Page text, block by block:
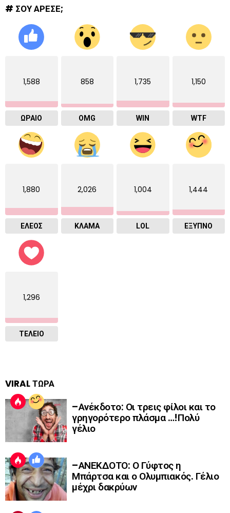
# ΣΟΥ ΑΡΕΣΕ;
1,588
ΩΡΑΙΟ
858
OMG
1,735
WIN
1,150
WTF
1,880
ΕΛΕΟΣ
2,026
ΚΛΑΜΑ
1,004
LOL
1,444
ΈΞΥΠΝΟ
1,296
ΤΕΛΕΙΟ
VIRAL ΤΩΡΑ
–Ανέκδοτο: Οι τρεις φίλοι και το
γρηγορότερο πλάσμα …!Πολύ
γέλιο
–ΑΝΕΚΔΟΤΟ: Ο Γύφτος η
Μπάρτσα και ο Ολυμπιακός. Γέλιο
μέχρι δακρύων